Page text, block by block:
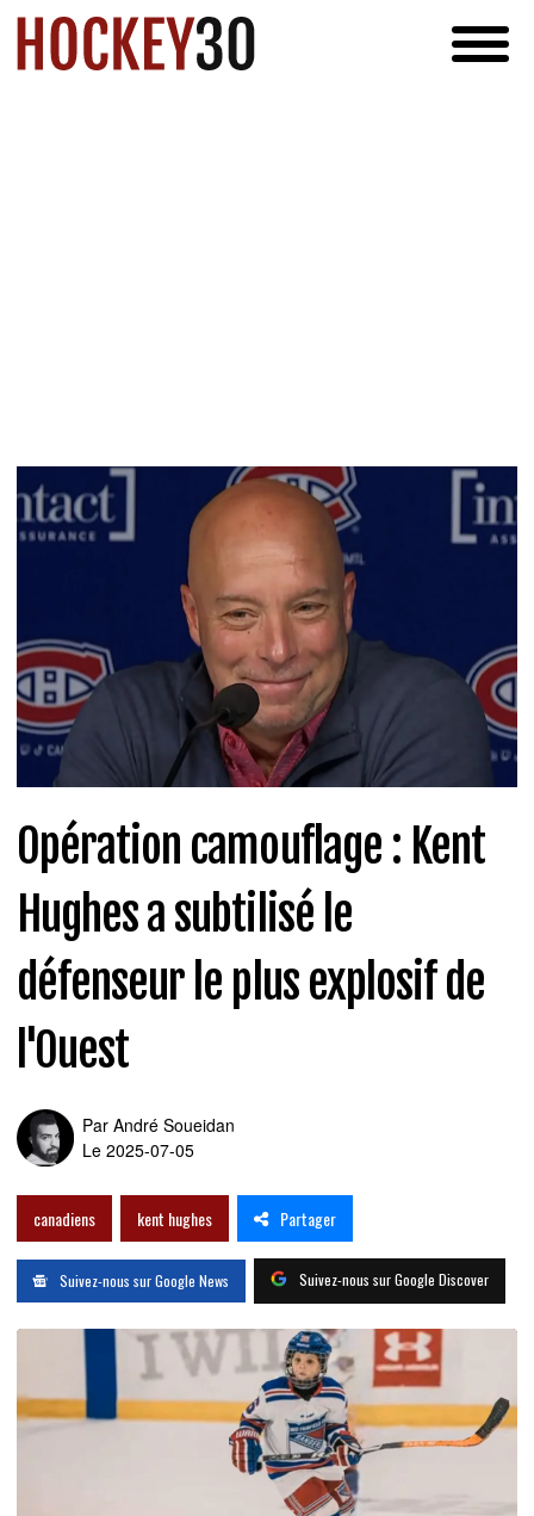
Opération camouflage : Kent
Hughes a subtilisé le
défenseur le plus explosif de
l'Ouest
Par André Soueidan
Le 2025-07-05
canadiens kent hughes Partager
Suivez-nous sur Google News Suivez-nous sur Google Discover